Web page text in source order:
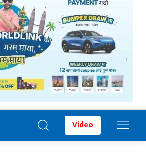
Video